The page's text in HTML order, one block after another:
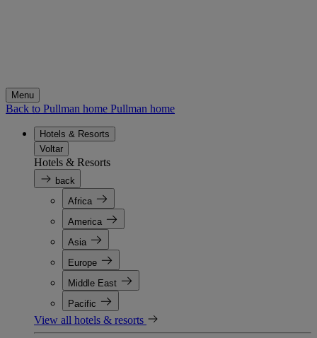
Menu
Back to Pullman home Pullman home
Hotels & Resorts
Voltar
Hotels & Resorts
back
Africa
America
Asia
Europe
Middle East
Pacific
View all hotels & resorts